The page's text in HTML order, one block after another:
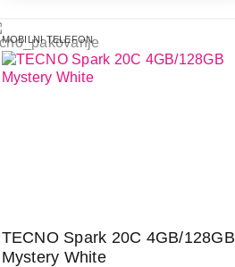
MOBILNI TELEFON
TECNO Spark 20C 4GB/128GB
Mystery White